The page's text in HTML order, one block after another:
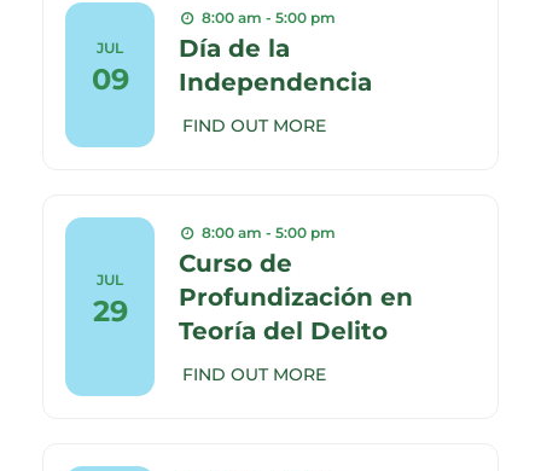
JUL
09
8:00 am - 5:00 pm
Día de la
Independencia
FIND OUT MORE
JUL
29
8:00 am - 5:00 pm
Curso de
Profundización en
Teoría del Delito
FIND OUT MORE